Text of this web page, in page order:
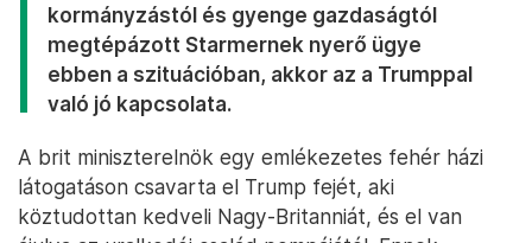
kormányzástól és gyenge gazdaságtól
megtépázott Starmernek nyerő ügye
ebben a szituációban, akkor az a Trumppal
való jó kapcsolata.
A brit miniszterelnök egy emlékezetes fehér házi
látogatáson csavarta el Trump fejét, aki
köztudottan kedveli Nagy-Britanniát, és el van